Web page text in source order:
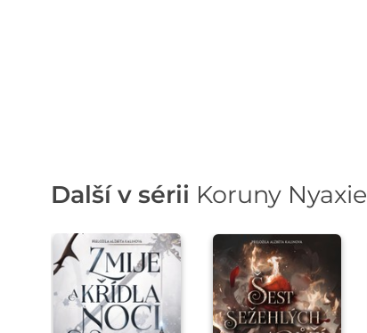
Další v sérii Koruny Nyaxie